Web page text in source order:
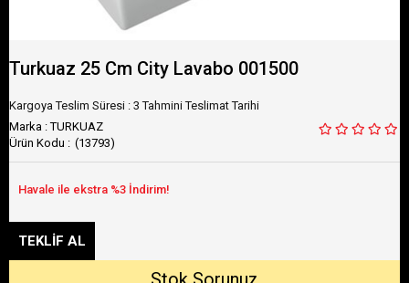
Turkuaz 25 Cm City Lavabo 001500
Kargoya Teslim Süresi : 3 Tahmini Teslimat Tarihi
Marka : TURKUAZ
(13793)